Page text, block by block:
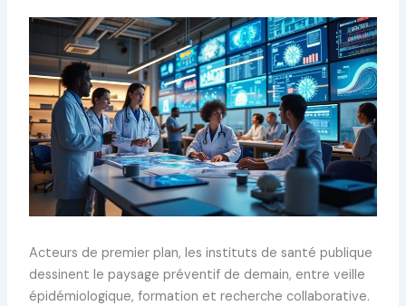
Acteurs de premier plan, les instituts de santé publique
dessinent le paysage préventif de demain, entre veille
épidémiologique, formation et recherche collaborative.